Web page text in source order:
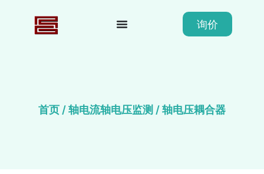
询价
首页 /轴电流轴电压监测 / 轴电压耦合器